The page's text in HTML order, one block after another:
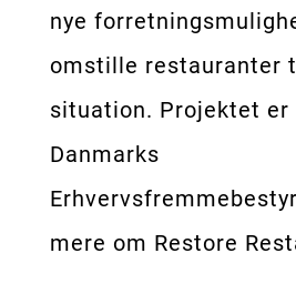
nye
omstille restauranter
situation. Projektet
Danmarks
mere om Restore